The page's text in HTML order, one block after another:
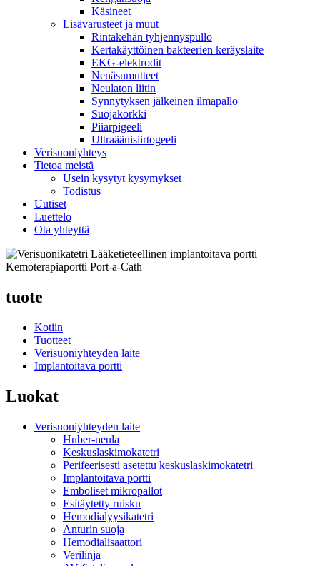
Käsineet
Lisävarusteet ja muut
Rintakehän tyhjennyspullo
Kertakäyttöinen bakteerien keräyslaite
EKG-elektrodit
Nenäsumutteet
Neulaton liitin
Synnytyksen jälkeinen ilmapallo
Suojakorkki
Piiarpigeeli
Ultraäänisiirtogeeli
Verisuoniyhteys
Tietoa meistä
Usein kysytyt kysymykset
Todistus
Uutiset
Luettelo
Ota yhteyttä
tuote
Kotiin
Tuotteet
Verisuoniyhteyden laite
Implantoitava portti
Luokat
Verisuoniyhteyden laite
Huber-neula
Keskuslaskimokatetri
Perifeerisesti asetettu keskuslaskimokatetri
Implantoitava portti
Emboliset mikropallot
Esitäytetty ruisku
Hemodialyysikatetri
Anturin suoja
Hemodialisaattori
Verilinja